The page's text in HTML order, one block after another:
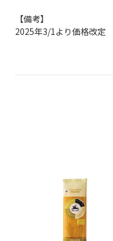
【備考】
2025年3/1より価格改定